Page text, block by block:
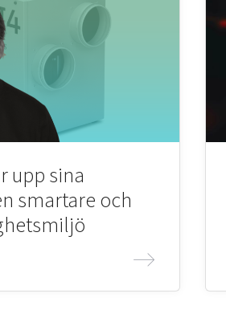
upp sina
smartare och